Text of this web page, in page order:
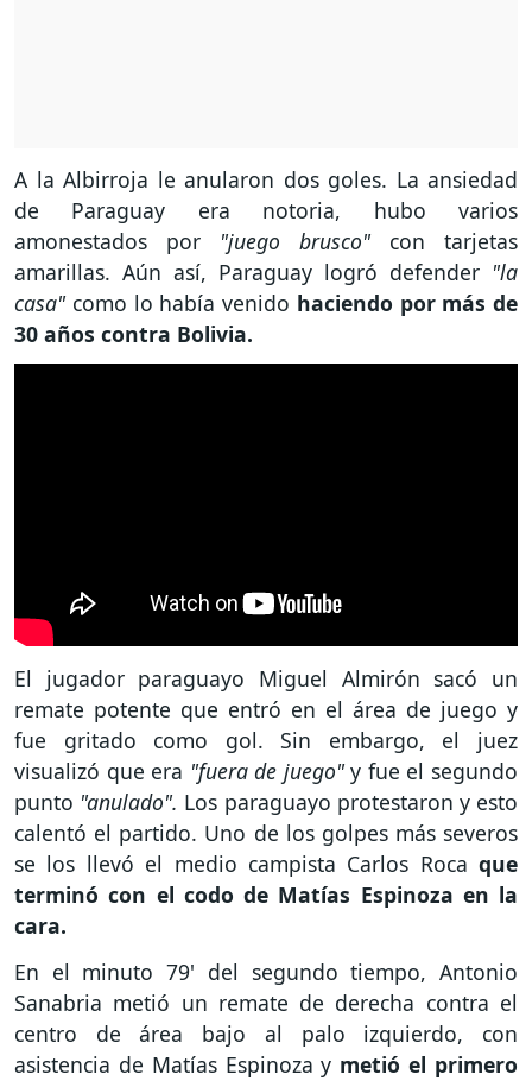
A la Albirroja le anularon dos goles. La ansiedad
de Paraguay era notoria, hubo varios
amonestados por "juego brusco"con tarjetas
amarillas. Aún así, Paraguay logró defender "la
casa" como lo había venido haciendo por más de
30 años contra Bolivia.
El jugador paraguayo Miguel Almirón sacó un
remate potente que entró en el área de juego y
fue gritado como gol. Sin embargo, el juez
visualizó que era "fuera de juego"y fue el segundo
punto "anulado". Los paraguayo protestaron y esto
calentó el partido. Uno de los golpes más severos
se los llevó el medio campista Carlos Roca que
terminó con el codo de Matías Espinoza en la
cara.
En el minuto 79' del segundo tiempo, Antonio
Sanabria metió un remate de derecha contra el
centro de área bajo al palo izquierdo, con
asistencia de Matías Espinoza y metió el primero